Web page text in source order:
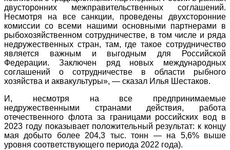
двусторонних межправительственных соглашений.
Несмотря на все санкции, проведены двухсторонние
комиссии со всеми нашими основными партнерами в
рыбохозяйственном сотрудничестве, в том числе и ряда
недружественных стран, там, где такое сотрудничество
является важным и выгодным для Российской
Федерации. Заключен ряд новых международных
соглашений о сотрудничестве в области рыбного
хозяйства и аквакультуры», — сказал Илья Шестаков.
И, несмотря на все предпринимаемые
недружественными странами действия, работа
отечественного флота за границами российских вод в
2023 году показывает положительный результат: к концу
мая добыто более 204,3 тыс. тонн — на 5,6% выше
уровня соответствующего периода 2022 года).